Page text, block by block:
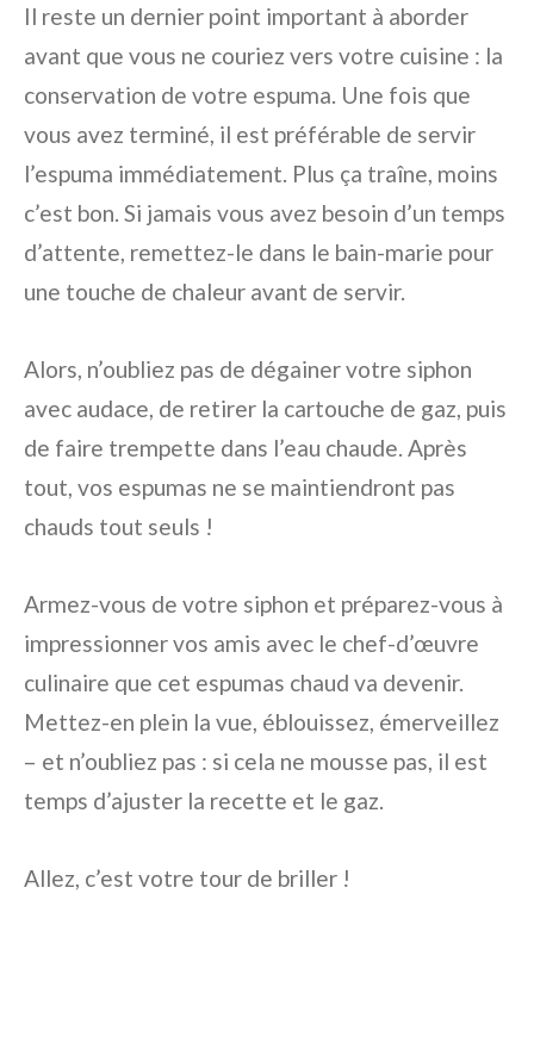
Il reste un dernier point important à aborder
avant que vous ne couriez vers votre cuisine : la
conservation de votre espuma. Une fois que
vous avez terminé, il est préférable de servir
l’espuma immédiatement. Plus ça traîne, moins
c’est bon. Si jamais vous avez besoin d’un temps
d’attente, remettez-le dans le bain-marie pour
une touche de chaleur avant de servir.
Alors, n’oubliez pas de dégainer votre siphon
avec audace, de retirer la cartouche de gaz, puis
de faire trempette dans l’eau chaude. Après
tout, vos espumas ne se maintiendront pas
chauds tout seuls !
Armez-vous de votre siphon et préparez-vous à
impressionner vos amis avec le chef-d’œuvre
culinaire que cet espumas chaud va devenir.
Mettez-en plein la vue, éblouissez, émerveillez
– et n’oubliez pas : si cela ne mousse pas, il est
temps d’ajuster la recette et le gaz.
Allez, c’est votre tour de briller !